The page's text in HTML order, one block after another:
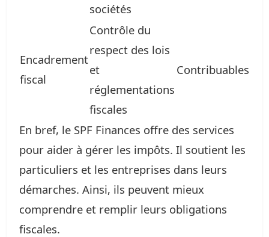
sociétés
Encadrement
fiscal
Contrôle du
respect des lois
et
réglementations
fiscales
Contribuables
En bref, le SPF Finances offre des services
pour aider à gérer les impôts. Il soutient les
particuliers et les entreprises dans leurs
démarches. Ainsi, ils peuvent mieux
comprendre et remplir leurs obligations
fiscales.